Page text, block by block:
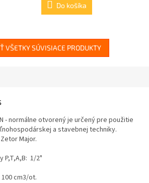
Do košíka
VŠETKY SÚVISIACE PRODUKTY
- normálne otvorený je určený pre použitie
a stavebnej techniky.
Major.
P,T,A,B: 1/2"
cm3/ot.